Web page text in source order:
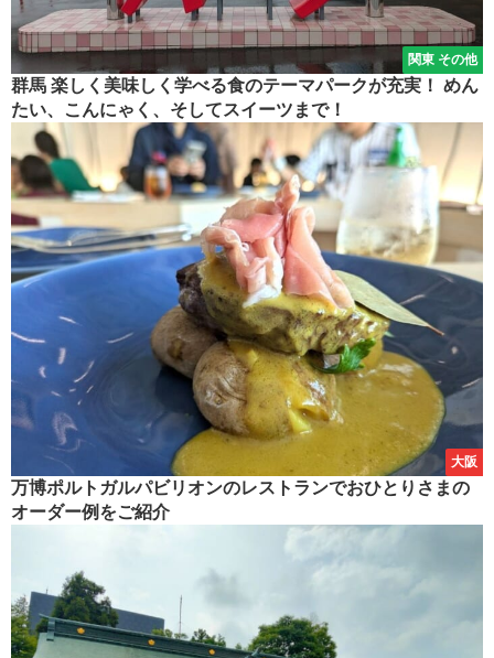
関東 その他
群馬 楽しく美味しく学べる食のテーマパークが充実！ めん
たい、こんにゃく、そしてスイーツまで！
大阪
万博ポルトガルパビリオンのレストランでおひとりさまの
オーダー例をご紹介